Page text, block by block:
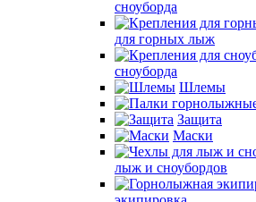
сноуборда
для горных лыж
сноуборда
Шлемы
Защита
Маски
лыж и сноубордов